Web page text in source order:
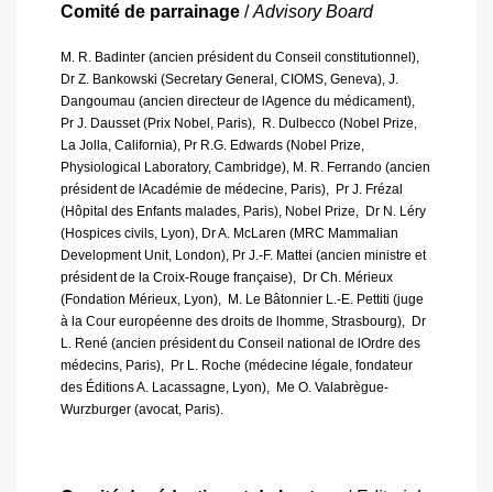
Comité de parrainage /Advisory Board
M. R. Badinter (ancien président du Conseil constitutionnel),
Dr Z. Bankowski (Secretary General, CIOMS, Geneva), J.
Dangoumau (ancien directeur de lAgence du médicament), 
Pr J. Dausset (Prix Nobel, Paris),  R. Dulbecco (Nobel Prize,
La Jolla, California), Pr R.G. Edwards (Nobel Prize,
Physiological Laboratory, Cambridge), M. R. Ferrando (ancien
président de lAcadémie de médecine, Paris),  Pr J. Frézal
(Hôpital des Enfants malades, Paris), Nobel Prize,  Dr N. Léry
(Hospices civils, Lyon), Dr A. McLaren (MRC Mammalian
Development Unit, London), Pr J.-F. Mattei (ancien ministre et
président de la Croix-Rouge française),  Dr Ch. Mérieux
(Fondation Mérieux, Lyon),  M. Le Bâtonnier L.-E. Pettiti (juge
à la Cour européenne des droits de lhomme, Strasbourg),  Dr
L. René (ancien président du Conseil national de lOrdre des
médecins, Paris),  Pr L. Roche (médecine légale, fondateur
des Éditions A. Lacassagne, Lyon),  Me O. Valabrègue-
Wurzburger (avocat, Paris).